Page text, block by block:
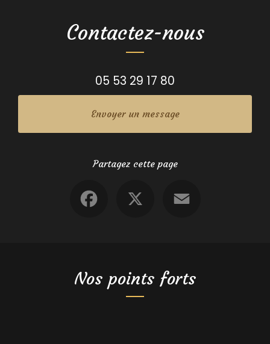
Contactez-nous
05 53 29 17 80
Envoyer un message
Partagez cette page
Nos points forts